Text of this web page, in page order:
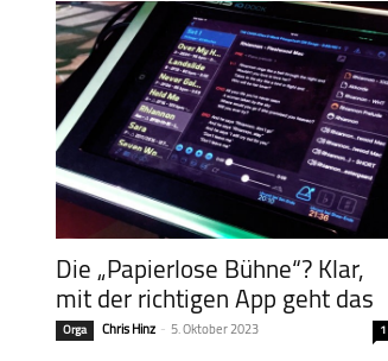
Die „Papierlose Bühne“? Klar,
mit der richtigen App geht das
Orga Chris Hinz - 5. Oktober 2023 1